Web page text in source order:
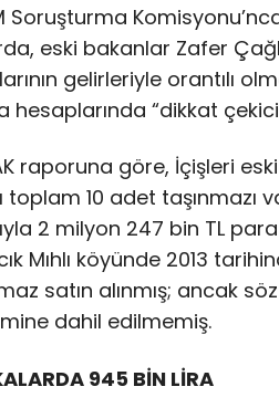
Soruşturma
eski bakanlar Zafer
gelirleriyle orantılı
hesaplarında “dikkat çekici
raporuna göre, İçişleri
toplam 10 adet
2 milyon 247 bin TL
Mıhlı köyünde 2013
satın alınmış; ancak
dahil edilmemiş.
945 BİN LİRA